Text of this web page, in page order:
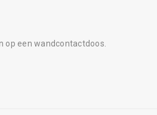
op een wandcontactdoos.